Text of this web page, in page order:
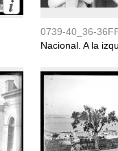
0739-40_36-
Nacional. A la